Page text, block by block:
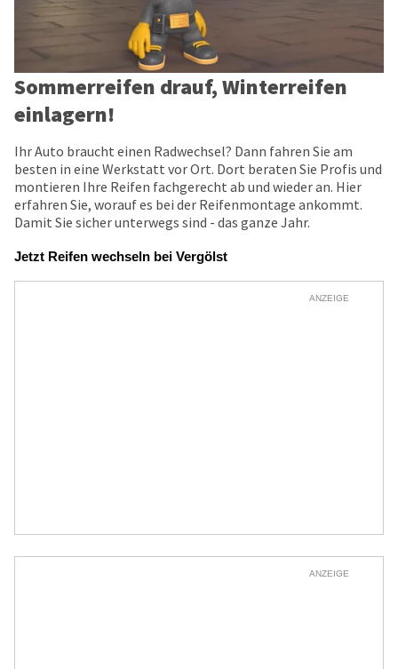
Sommerreifen drauf, Winterreifen
einlagern!
Ihr Auto braucht einen Radwechsel? Dann fahren Sie am
besten in eine Werkstatt vor Ort. Dort beraten Sie Profis und
montieren Ihre Reifen fachgerecht ab und wieder an. Hier
erfahren Sie, worauf es bei der Reifenmontage ankommt.
Damit Sie sicher unterwegs sind - das ganze Jahr.
Jetzt Reifen wechseln bei Vergölst
ANZEIGE
ANZEIGE